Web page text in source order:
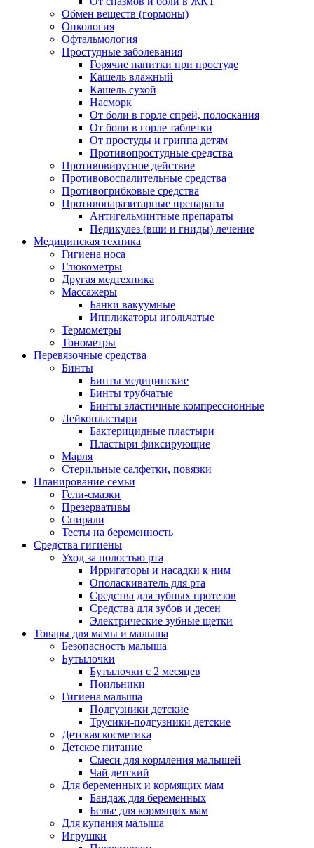
Обмен веществ (гормоны)
Онкология
Офтальмология
Простудные заболевания
Горячие напитки при простуде
Кашель влажный
Кашель сухой
Насморк
От боли в горле спрей, полоскания
От боли в горле таблетки
От простуды и гриппа детям
Противопростудные средства
Противовирусное действие
Противовоспалительные средства
Противогрибковые средства
Противопаразитарные препараты
Антигельминтные препараты
Педикулез (вши и гниды) лечение
Медицинская техника
Гигиена носа
Глюкометры
Другая медтехника
Массажеры
Банки вакуумные
Иппликаторы игольчатые
Термометры
Тонометры
Перевязочные средства
Бинты
Бинты медицинские
Бинты трубчатые
Бинты эластичные компрессионные
Лейкопластыри
Бактерицидные пластыри
Пластыри фиксирующие
Марля
Стерильные салфетки, повязки
Планирование семьи
Гели-смазки
Презервативы
Спирали
Тесты на беременность
Средства гигиены
Уход за полостью рта
Ирригаторы и насадки к ним
Ополаскиватель для рта
Средства для зубных протезов
Средства для зубов и десен
Электрические зубные щетки
Товары для мамы и малыша
Безопасность малыша
Бутылочки
Бутылочки с 2 месяцев
Поильники
Гигиена малыша
Подгузники детские
Трусики-подгузники детские
Детская косметика
Детское питание
Смеси для кормления малышей
Чай детский
Для беременных и кормящих мам
Бандаж для беременных
Белье для кормящих мам
Для купания малыша
Игрушки